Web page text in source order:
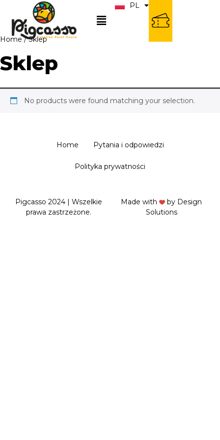
PL
EN
Home/ Sklep
Sklep
No products were found matching your selection.
Home Pytania i odpowiedzi
Polityka prywatności
Pigcasso 2024 | Wszelkie
prawa zastrzeżone.
Made with by Design
Solutions